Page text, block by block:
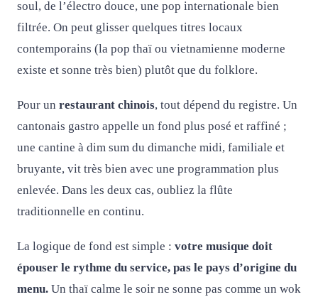
soul, de l’électro douce, une pop internationale bien
filtrée. On peut glisser quelques titres locaux
contemporains (la pop thaï ou vietnamienne moderne
existe et sonne très bien) plutôt que du folklore.
Pour un restaurant chinois, tout dépend du registre. Un
cantonais gastro appelle un fond plus posé et raffiné ;
une cantine à dim sum du dimanche midi, familiale et
bruyante, vit très bien avec une programmation plus
enlevée. Dans les deux cas, oubliez la flûte
traditionnelle en continu.
La logique de fond est simple : votre musique doit
épouser le rythme du service, pas le pays d’origine du
menu. Un thaï calme le soir ne sonne pas comme un wok